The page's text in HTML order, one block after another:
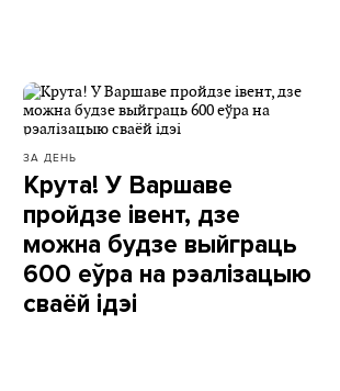
ЗА ДЕНЬ
Крута! У Варшаве
пройдзе івент, дзе
можна будзе выйграць
600 еўра на рэалізацыю
сваёй ідэі